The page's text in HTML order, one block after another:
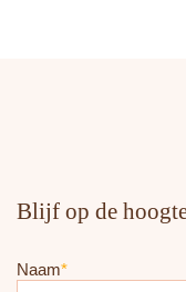
Blijf op de
Naam*